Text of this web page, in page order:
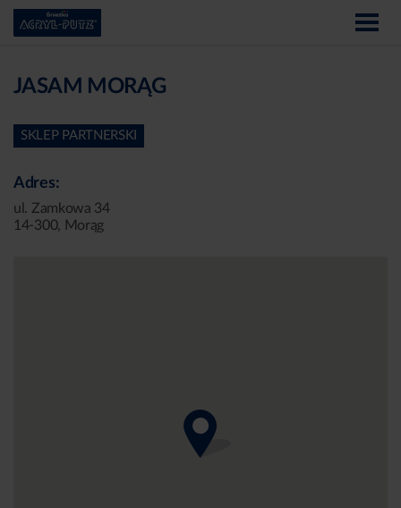
JASAM MORĄG
SKLEP PARTNERSKI
Adres:
ul. Zamkowa 34
14-300, Morąg